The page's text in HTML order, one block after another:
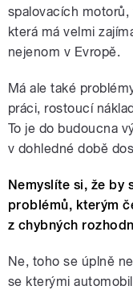
spalovacích
která má velmi
nejenom v Evropě.
Má ale také
práci, rostoucí
To je do budoucna
v dohledné době
Nemyslíte si, že by
problémů, kterým
z chybných
Ne, toho se úplně
se kterými